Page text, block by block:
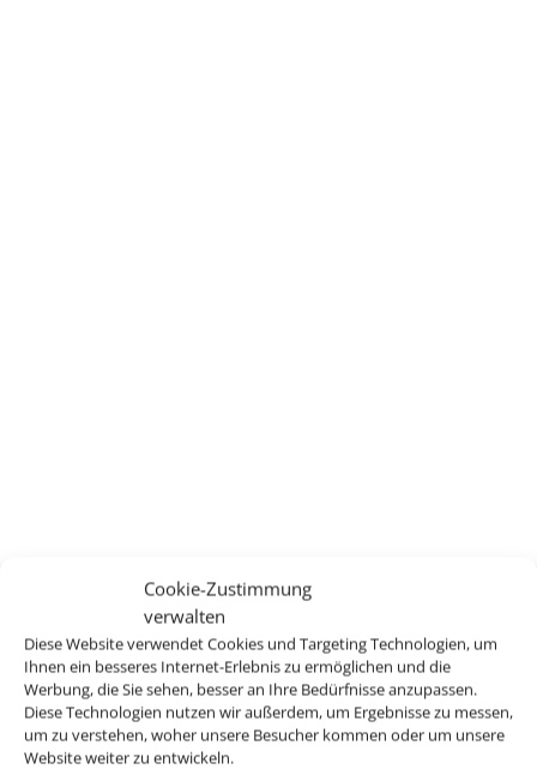
Cookie-Zustimmung
verwalten
Diese Website verwendet Cookies und Targeting Technologien, um
Ihnen ein besseres Internet-Erlebnis zu ermöglichen und die
Werbung, die Sie sehen, besser an Ihre Bedürfnisse anzupassen.
Diese Technologien nutzen wir außerdem, um Ergebnisse zu messen,
um zu verstehen, woher unsere Besucher kommen oder um unsere
Website weiter zu entwickeln.